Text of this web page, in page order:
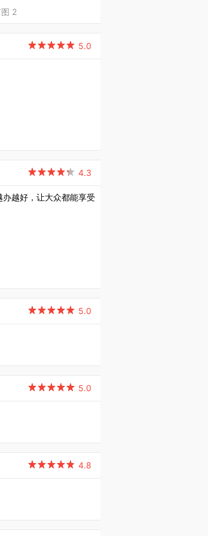
5.0

4.3

越好，让大众都能享受
5.0

5.0

4.8

2